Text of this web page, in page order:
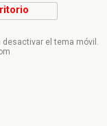
desactivar el tema móvil.